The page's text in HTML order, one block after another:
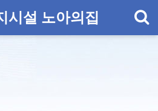
시설 노아의집